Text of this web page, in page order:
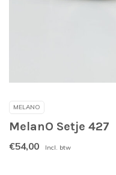
MELANO
MelanO Setje 427
€54,00 Incl. btw